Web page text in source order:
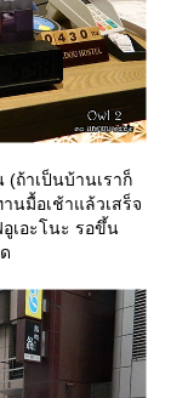
(ถ้าเป็นบ้านเราก็
นมื้อเช้าแล้วเสร็จ
อูเอะโนะ รอขึ้น